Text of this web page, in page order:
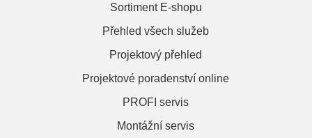
Sortiment E-shopu
Přehled všech služeb
Projektový přehled
Projektové poradenství online
PROFI servis
Montážní servis